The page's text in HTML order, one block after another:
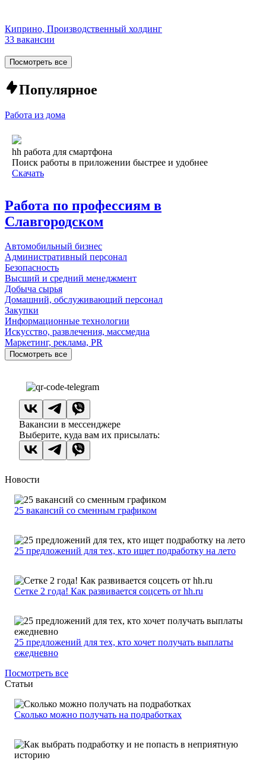
Киприно, Производственный холдинг
33 вакансии
Посмотреть все
Популярное
Работа из дома
hh работа для смартфона
Поиск работы в приложении быстрее и удобнее
Скачать
Работа по профессиям в
Славгородском
Автомобильный бизнес
Административный персонал
Безопасность
Высший и средний менеджмент
Добыча сырья
Домашний, обслуживающий персонал
Закупки
Информационные технологии
Искусство, развлечения, массмедиа
Маркетинг, реклама, PR
Посмотреть все
Вакансии в мессенджере
Выберите, куда вам их присылать:
Новости
25 вакансий со сменным графиком
25 предложений для тех, кто ищет подработку на лето
Сетке 2 года! Как развивается соцсеть от hh.ru
25 предложений для тех, кто хочет получать выплаты
ежедневно
Посмотреть все
Статьи
Сколько можно получать на подработках